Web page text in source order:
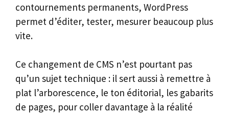
contournements permanents, WordPress
permet d’éditer, tester, mesurer beaucoup plus
vite.
Ce changement de CMS n’est pourtant pas
qu’un sujet technique : il sert aussi à remettre à
plat l’arborescence, le ton éditorial, les gabarits
de pages, pour coller davantage à la réalité